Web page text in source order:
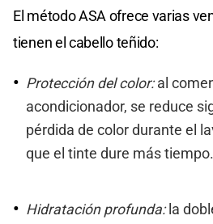
El método ASA ofrece varias
tienen el cabello teñido:
Protección del color:al
acondicionador, se reduce
pérdida de color durante el
que el tinte dure más tiempo.
Hidratación profunda:la